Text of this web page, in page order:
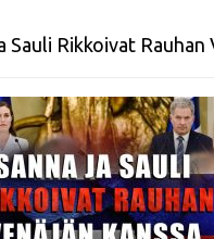
Sauli Rikkoivat Rauhan